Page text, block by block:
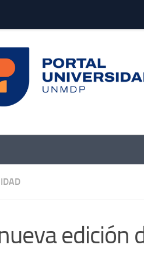
edición